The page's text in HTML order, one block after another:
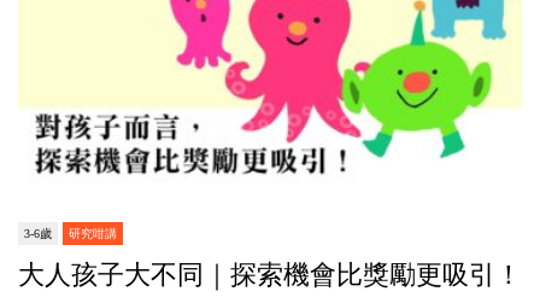
3-6歲 研究咁講
大人孩子大不同｜探索機會比獎勵更吸引！